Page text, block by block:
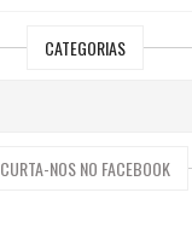
CATEGORIAS
CURTA-NOS NO FACEBOOK